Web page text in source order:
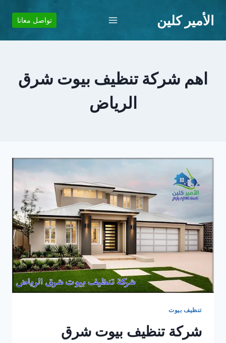
الأمير كلين تواصل معانا
اهم شركة تنظيف بيوت شرق
الرياض
تنظيف بيوت
شركة تنظيف بيوت شرق